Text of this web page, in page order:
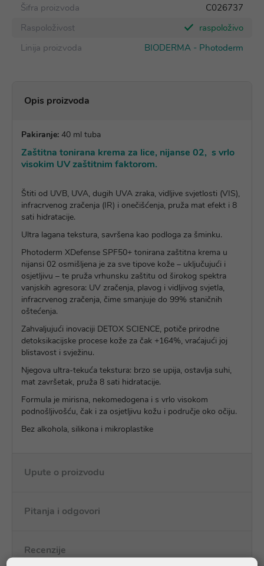
Šifra proizvoda
C026737
Raspoloživost
raspoloživo
Linija proizvoda
BIODERMA - Photoderm
Opis proizvoda
Pakiranje: 40 ml tuba
Zaštitna tonirana krema za lice, nijanse 02, s vrlo
visokim UV zaštitnim faktorom.
Štiti od UVB, UVA, dugih UVA zraka, vidljive svjetlosti (VIS),
infracrvenog zračenja (IR) i onečišćenja, pruža mat efekt i 8
sati hidratacije.
Ultra lagana tekstura, savršena kao podloga za šminku.
Photoderm XDefense SPF50+ tonirana zaštitna krema u
nijansi 02 osmišljena je za sve tipove kože – uključujući i
osjetljivu – te pruža vrhunsku zaštitu od širokog spektra
vanjskih agresora: UV zračenja, plavog i vidljivog svjetla,
infracrvenog zračenja, čime smanjuje do 99% staničnih
oštećenja.
Zahvaljujući inovaciji DETOX SCIENCE, potiče prirodne
detoksikacijske procese kože za čak +164%, vraćajući joj
blistavost i svježinu.
Njegova ultra-tekuća tekstura: brzo se upija, ostavlja suhi,
mat završetak, pruža 8 sati hidratacije.
Formula je mirisna, nekomedogena i s vrlo visokom
podnošljivošću, čak i za osjetljivu kožu i područje oko očiju.
Bez alkohola, silikona i mikroplastike
Upute o proizvodu
Pitanja i odgovori
Recenzije